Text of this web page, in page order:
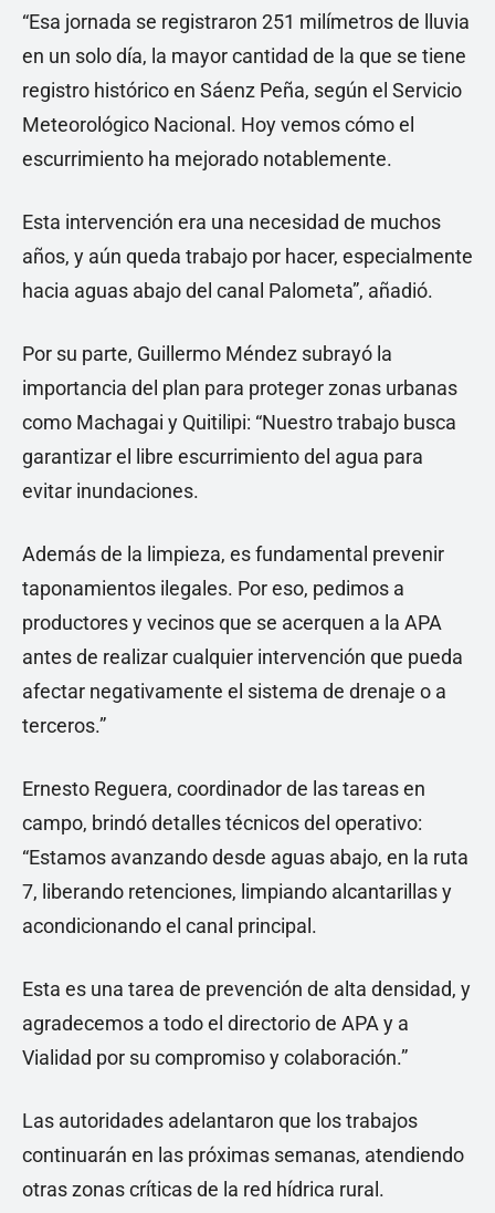
“Esa jornada se registraron 251 milímetros de lluvia
en un solo día, la mayor cantidad de la que se tiene
registro histórico en Sáenz Peña, según el Servicio
Meteorológico Nacional. Hoy vemos cómo el
escurrimiento ha mejorado notablemente.
Esta intervención era una necesidad de muchos
años, y aún queda trabajo por hacer, especialmente
hacia aguas abajo del canal Palometa”, añadió.
Por su parte, Guillermo Méndez subrayó la
importancia del plan para proteger zonas urbanas
como Machagai y Quitilipi: “Nuestro trabajo busca
garantizar el libre escurrimiento del agua para
evitar inundaciones.
Además de la limpieza, es fundamental prevenir
taponamientos ilegales. Por eso, pedimos a
productores y vecinos que se acerquen a la APA
antes de realizar cualquier intervención que pueda
afectar negativamente el sistema de drenaje o a
terceros.”
Ernesto Reguera, coordinador de las tareas en
campo, brindó detalles técnicos del operativo:
“Estamos avanzando desde aguas abajo, en la ruta
7, liberando retenciones, limpiando alcantarillas y
acondicionando el canal principal.
Esta es una tarea de prevención de alta densidad, y
agradecemos a todo el directorio de APA y a
Vialidad por su compromiso y colaboración.”
Las autoridades adelantaron que los trabajos
continuarán en las próximas semanas, atendiendo
otras zonas críticas de la red hídrica rural.